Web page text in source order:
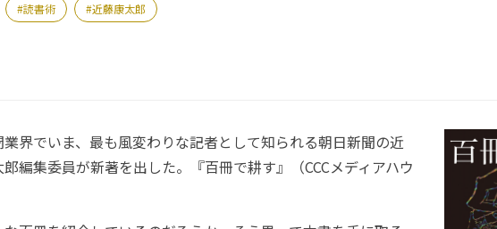
読書術 近藤康太郎
界でいま、最も風変わりな記者として知られる朝日新聞の近
編集委員が新著を出した。『百冊で耕す』（CCCメディアハウ